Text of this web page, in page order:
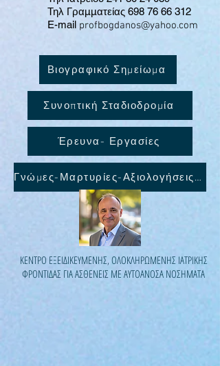
Τηλ Γραμματείας 698 76 66 312
E-mail profbogdanos@yahoo.com
Βιογραφικό Σημείωμα
Συνοπτική Σταδιοδρομία
Έρευνα- Εργασίες
Γνώμες-Μαρτυρίες-Αξιολογήσεις ασθενών
ΚΕΝΤΡΟ ΕΞΕΙΔΙΚΕΥΜΕΝΗΣ, ΟΛΟΚΛΗΡΩΜΕΝΗΣ ΙΑΤΡΙΚΗΣ
ΦΡΟΝΤΙΔΑΣ ΓΙΑ ΑΣΘΕΝΕΙΣ ΜΕ ΑΥΤΟΑΝΟΣΑ ΝΟΣΗΜΑΤΑ